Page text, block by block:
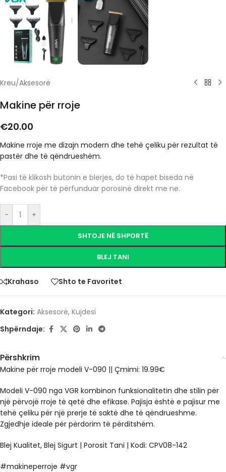
Kreu/Aksesorë
Makine për rroje
€20.00
Makine rroje me dizajn modern dhe tehë çeliku për rezultat të
pastër dhe të qëndrueshëm.
*Pasi të klikosh butonin e blerjes, do të hapet biseda në
Facebook për të përfunduar porosinë direkt me ne.
- +
SHTOJE NË SHPORTË
BLEJ TANI
Krahaso Shto te Favoritet
Kategori: Aksesorë, Kujdesi
Shpërndaje:
Përshkrim
Makine për rroje modeli V-090 || Çmimi: 19.99€
Modeli V-090 nga VGR kombinon funksionalitetin dhe stilin për
një përvojë rroje të qetë dhe efikase. Pajisja është e pajisur me
tehë çeliku për një prerje të saktë dhe të qëndrueshme.
Zgjedhje ideale për përdorim të përditshëm.
Blej Kualitet, Blej Sigurt | Porosit Tani | Kodi: CPV08-142
#makineperroje #vgr